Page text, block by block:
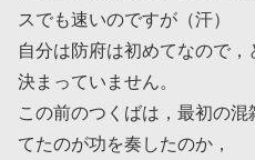
スでも速いのですが（汗）
自分は防府は初めてなので
決まっていません。
この前のつくばは，最初の
てたのが功を奏したのか，